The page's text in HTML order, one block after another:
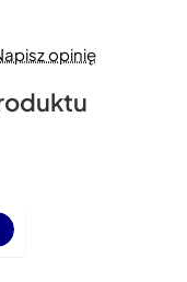
opinię